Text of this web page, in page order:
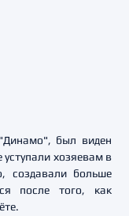
был виден
хозяевам в
создавали больше
после того, как